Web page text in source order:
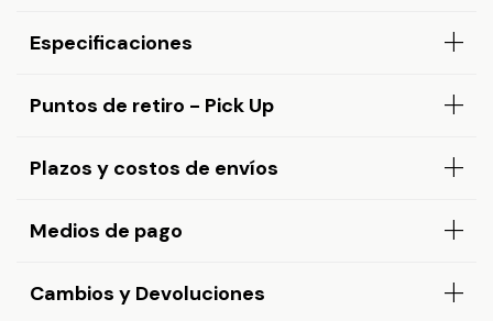
Especificaciones
Puntos de retiro - Pick Up
Plazos y costos de envíos
Medios de pago
Cambios y Devoluciones